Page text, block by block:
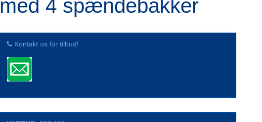
med 4 spændebakker
Kontakt os for tilbud!